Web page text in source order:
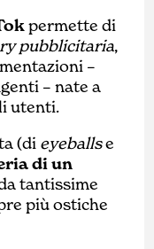
permette di
pubblicitaria,
–
– nate a
utenti.
(di eyeballse
di un
tantissime
più ostiche